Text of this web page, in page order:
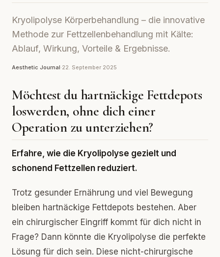
Kryolipolyse Körperbehandlung – die innovative
Methode zur Fettzellenbehandlung mit Kälte:
Ablauf, Wirkung, Vorteile & Ergebnisse.
Aesthetic Journal·22. September 2025
Möchtest du hartnäckige Fettdepots
loswerden, ohne dich einer
Operation zu unterziehen?
Erfahre, wie die Kryolipolyse gezielt und
schonend Fettzellen reduziert.
Trotz gesunder Ernährung und viel Bewegung
bleiben hartnäckige Fettdepots bestehen. Aber
ein chirurgischer Eingriff kommt für dich nicht in
Frage? Dann könnte die Kryolipolyse die perfekte
Lösung für dich sein. Diese nicht-chirurgische